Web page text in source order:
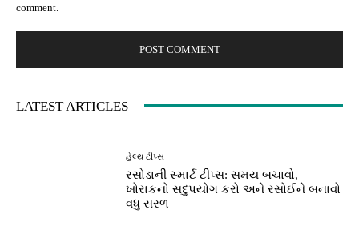
comment.
LATEST ARTICLES
હેલ્થ ટીપ્સ
રસોડાની સ્માર્ટ ટીપ્સ: સમય બચાવો,
ખોરાકનો સદુપયોગ કરો અને રસોઈને બનાવો
વધુ સરળ